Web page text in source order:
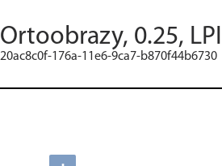
Ortoobrazy, 0.25,
20ac8c0f-176a-11e6-9ca7-b870f44b6730